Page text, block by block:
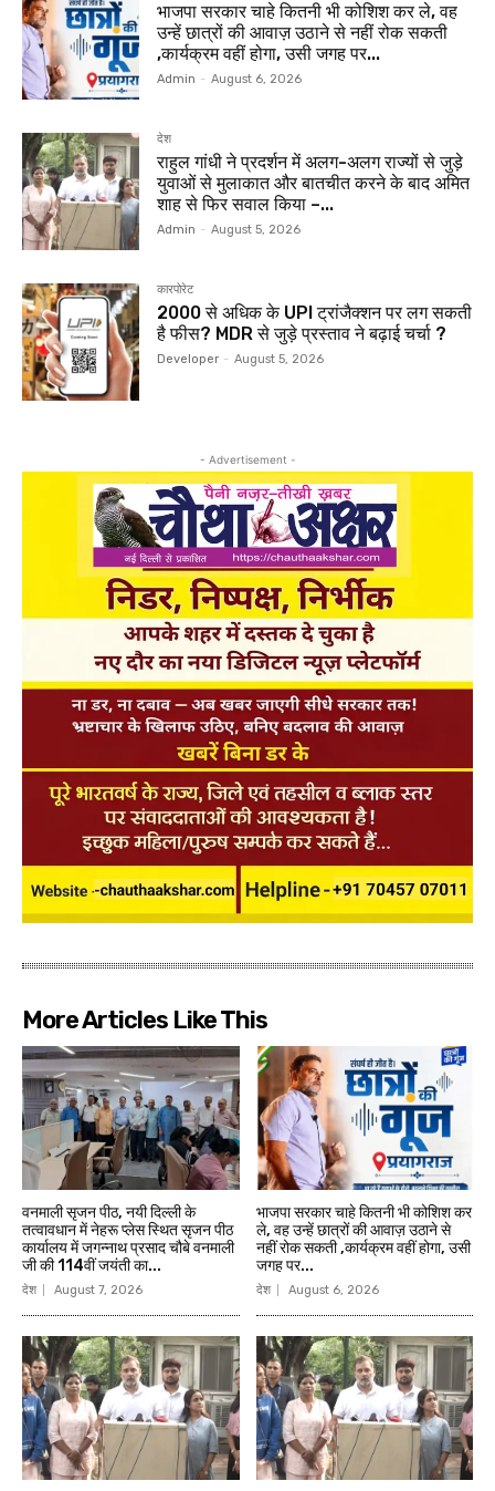
भाजपा सरकार चाहे कितनी भी कोशिश कर ले, वह
उन्हें छात्रों की आवाज़ उठाने से नहीं रोक सकती
,कार्यक्रम वहीं होगा, उसी जगह पर...
Admin - August 6, 2026
देश
राहुल गांधी ने प्रदर्शन में अलग-अलग राज्यों से जुड़े
युवाओं से मुलाकात और बातचीत करने के बाद अमित
शाह से फिर सवाल किया –...
Admin - August 5, 2026
कारपोरेट
₹2000 से अधिक के UPI ट्रांजैक्शन पर लग सकती
है फीस? MDR से जुड़े प्रस्ताव ने बढ़ाई चर्चा ?
Developer - August 5, 2026
- Advertisement -
More Articles Like This
वनमाली सृजन पीठ, नयी दिल्ली के
तत्वावधान में नेहरू प्लेस स्थित सृजन पीठ
कार्यालय में जगन्नाथ प्रसाद चौबे वनमाली
जी की 114वीं जयंती का...
देश August 7, 2026
भाजपा सरकार चाहे कितनी भी कोशिश कर
ले, वह उन्हें छात्रों की आवाज़ उठाने से
नहीं रोक सकती ,कार्यक्रम वहीं होगा, उसी
जगह पर...
देश August 6, 2026